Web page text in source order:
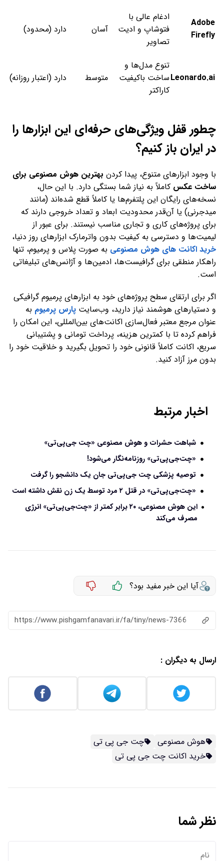
Adobe
Firefly
ادغام عالی با
فتوشاپ و ادیت
تصاویر
آسان دارد (محدود)
Leonardo.ai
تنوع مدل‌ها و
ساخت باکیفیت
کاراکتر
متوسط دارد (اعتبار روزانه)
چطور قفل ویژگی‌های حرفه‌ای این ابزارها را
در ایران باز کنیم؟
با وجود ابزارهای متنوع، پیدا کردن بهترین هوش مصنوعی برای
ساخت عکس کاملاً به نیاز شما بستگی دارد. با این حال،
نسخه‌های رایگان این پلتفرم‌ها یا کاملاً قطع شده‌اند (مانند
میدجرنی) یا آن‌قدر محدودیت ابعاد و تعداد خروجی دارند که
برای پروژه‌های کاری و تجاری مناسب نیستند. برای عبور از
لیمیت‌ها و دسترسی به کیفیت بدون واترمارک ابزارهای روز دنیا،
خرید اکانت های هوش مصنوعی به صورت پلاس و پرمیوم، تنها
راهکار منطقی برای گرافیست‌ها، ادمین‌ها و آژانس‌های تبلیغاتی
است.
اگر برای ارتقای سطح پروژه‌های خود به ابزارهای پرمیوم گرافیکی
و دستیارهای هوشمند نیاز دارید، وب‌سایت پارس پرمیوم به
عنوان مرجع معتبر فعال‌سازی اکانت‌های بین‌المللی، این امکان را
فراهم کرده تا با کمترین هزینه، پرداخت تومانی و پشتیبانی
سریع، اکانت کاملاً قانونی خود را تحویل بگیرید و خلاقیت خود را
بدون مرز آزاد کنید.
اخبار مرتبط
شباهت حشرات و هوش مصنوعی «چت‌ جی‌پی‌تی»
«چت‌جی‌پی‌تی» روزنامه‌نگار می‌شود!
توصیه پزشکی چت جی‌پی‌تی جان یک دانشجو را گرفت
«چت‌جی‌پی‌تی» در قتل ۲ مرد توسط یک زن نقش داشته است
این هوش مصنوعی، ۲۰ برابر کمتر از «چت‌جی‌پی‌تی» انرژی
مصرف می‌کند
آیا این خبر مفید بود؟
https://www.pishgamfanavari.ir/fa/tiny/news-7366
ارسال به دیگران :
هوش مصنوعی
چت جی پی تی
خرید اکانت چت جی پی تی
نظر شما